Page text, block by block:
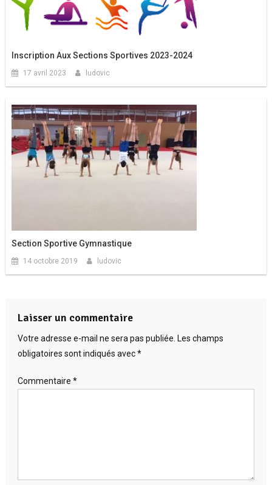
Inscription Aux Sections Sportives 2023-2024
17 avril 2023 ludovic
Section Sportive Gymnastique
14 octobre 2019 ludovic
Laisser un commentaire
Votre adresse e-mail ne sera pas publiée. Les champs
obligatoires sont indiqués avec*
Commentaire *